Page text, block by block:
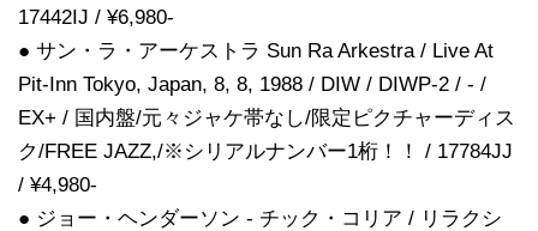
17442IJ / ¥6,980-
● サン・ラ・アーケストラ Sun Ra Arkestra / Live At
Pit-Inn Tokyo, Japan, 8, 8, 1988 / DIW / DIWP-2 / - /
EX+ / 国内盤/元々ジャケ帯なし/限定ピクチャーディス
ク/FREE JAZZ,/※シリアルナンバー1桁！！ / 17784JJ
/ ¥4,980-
● ジョー・ヘンダーソン - チック・コリア / リラクシ